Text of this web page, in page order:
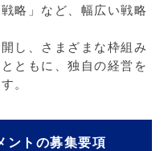
略」など、幅広い戦略
し、さまざまな枠組み
ともに、独自の経営を
。
ントの募集要項